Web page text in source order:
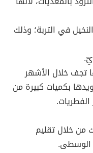
في التربة؛ وذلك
تجف خلال الأشهر
بكميات كبيرة من
من خلال تقليم
الوسطى.